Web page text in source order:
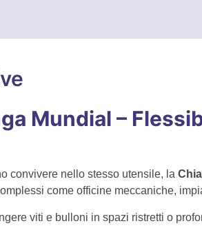
Mundial –
convivere nello stesso utensile, la
come officine meccaniche,
viti e bulloni in spazi ristretti o